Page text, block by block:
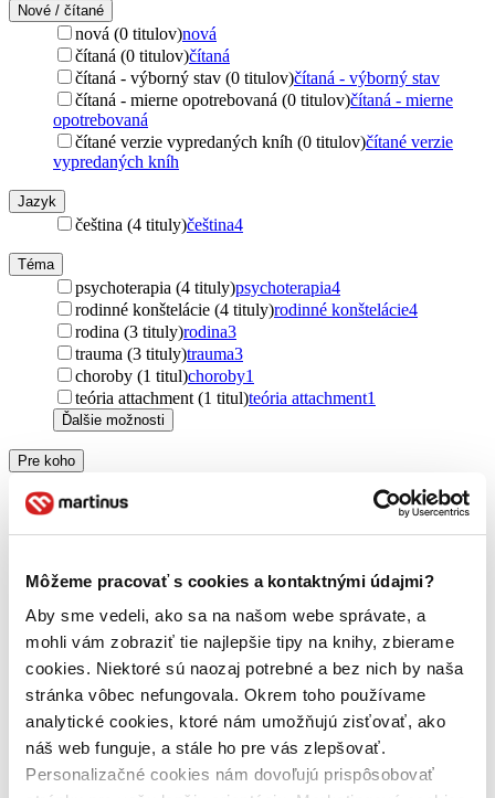
Môžeme pracovať s cookies a kontaktnými údajmi?
Aby sme vedeli, ako sa na našom webe správate, a
mohli vám zobraziť tie najlepšie tipy na knihy, zbierame
cookies. Niektoré sú naozaj potrebné a bez nich by naša
stránka vôbec nefungovala. Okrem toho používame
analytické cookies, ktoré nám umožňujú zisťovať, ako
náš web funguje, a stále ho pre vás zlepšovať.
Personalizačné cookies nám dovoľujú prispôsobovať
Nové / čítané
nová (0 titulov)nová
čítaná (0 titulov)čítaná
čítaná - výborný stav (0 titulov)čítaná - výborný stav
čítaná - mierne opotrebovaná (0 titulov)čítaná - mierne
opotrebovaná
čítané verzie vypredaných kníh (0 titulov)čítané verzie
vypredaných kníh
Jazyk
čeština (4 tituly)čeština4
Téma
psychoterapia (4 tituly)psychoterapia4
rodinné konštelácie (4 tituly)rodinné konštelácie4
rodina (3 tituly)rodina3
trauma (3 tituly)trauma3
choroby (1 titul)choroby1
teória attachment (1 titul)teória attachment1
Ďalšie možnosti
Pre koho
Väzba
brožovaná väzba (4 tituly)brožovaná väzba4
Zúžiť výber
Zoradiť